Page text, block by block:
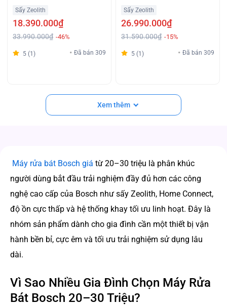
Sấy Zeolith
18.390.000₫
33.990.000₫ -46%
5 (1) Đã bán 309
Sấy Zeolith
26.990.000₫
31.590.000₫ -15%
5 (1) Đã bán 309
Xem thêm
Máy rửa bát Bosch giá từ 20–30 triệu là phân khúc
người dùng bắt đầu trải nghiệm đầy đủ hơn các công
nghệ cao cấp của Bosch như sấy Zeolith, Home Connect,
độ ồn cực thấp và hệ thống khay tối ưu linh hoạt. Đây là
nhóm sản phẩm dành cho gia đình cần một thiết bị vận
hành bền bỉ, cực êm và tối ưu trải nghiệm sử dụng lâu
dài.
Vì Sao Nhiều Gia Đình Chọn Máy Rửa
Bát Bosch 20–30 Triệu?